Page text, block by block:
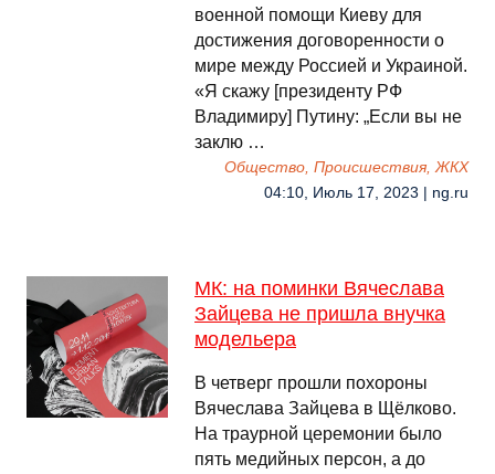
военной помощи Киеву для
достижения договоренности о
мире между Россией и Украиной.
«Я скажу [президенту РФ
Владимиру] Путину: „Если вы не
заклю …
Общество, Происшествия, ЖКХ
04:10, Июль 17, 2023 | ng.ru
МК: на поминки Вячеслава
Зайцева не пришла внучка
модельера
В четверг прошли похороны
Вячеслава Зайцева в Щёлково.
На траурной церемонии было
пять медийных персон, а до